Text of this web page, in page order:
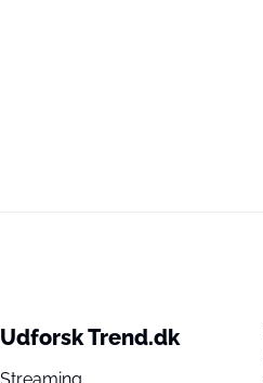
Udforsk Trend.dk
Streaming